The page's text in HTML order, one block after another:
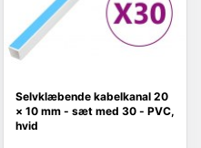
Selvklæbende kabelkanal 20
× 10 mm - sæt med 30 - PVC,
hvid